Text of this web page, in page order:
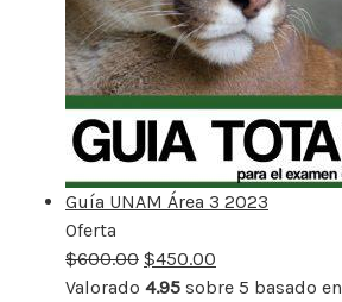
Guía UNAM Área 3 2023
Oferta
rebajado
$600.00 $450.00
Valorado 4.95 sobre 5 basado en